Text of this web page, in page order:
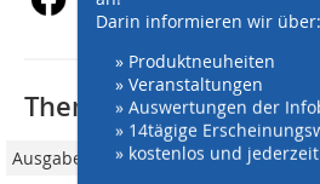
Darin informieren wir über:
» Produktneuheiten
» Veranstaltungen
» Auswertungen der
» 14tägige
» kostenlos und
Thematisch passende
Ausgabe 03/2026